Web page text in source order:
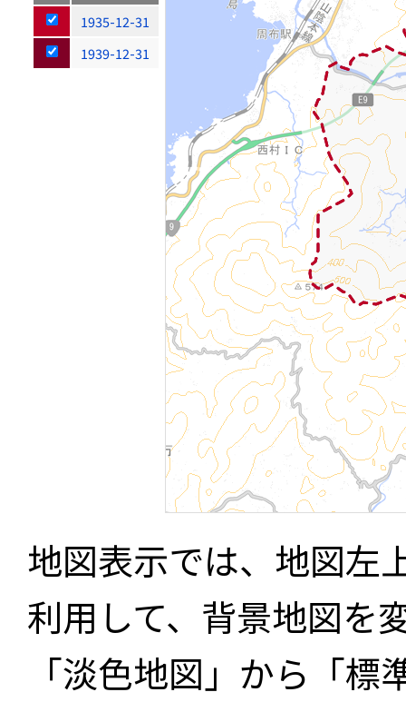
1935-12-31
1939-12-31
地図表示では、地図左
利用して、背景地図を
「淡色地図」から「